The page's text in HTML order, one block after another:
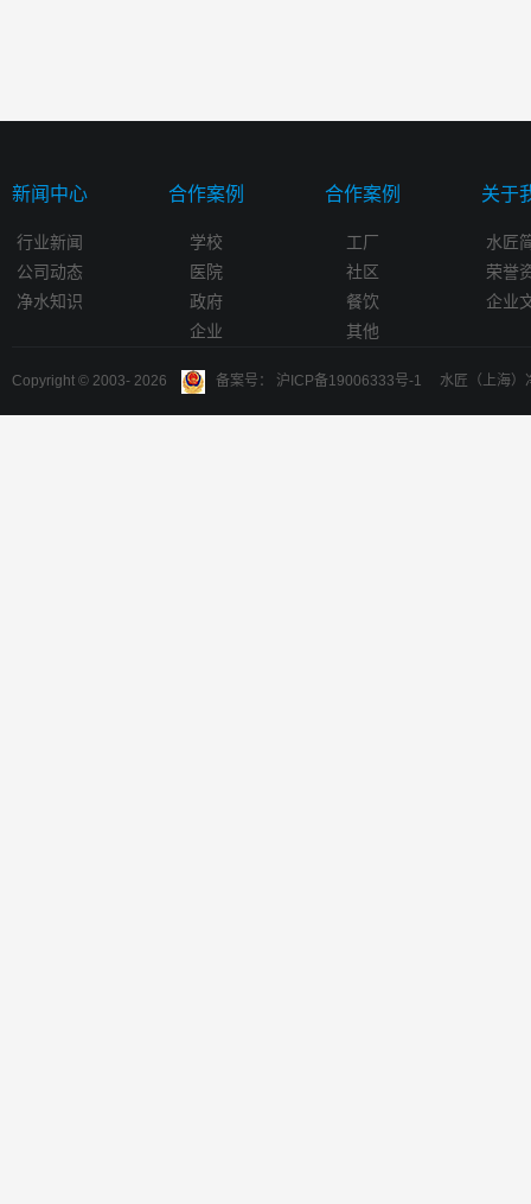
新闻中心
行业新闻
公司动态
净水知识
合作案例
学校
医院
政府
企业
合作案例
工厂
社区
餐饮
其他
关于
水匠
荣誉
企业
Copyright © 2003- 2026 备案号： 沪ICP备19006333号-1 水匠（上海）